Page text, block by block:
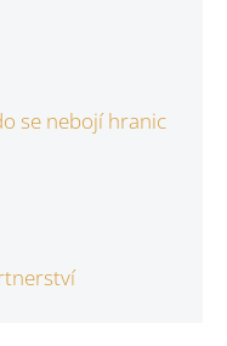
se nebojí hranic